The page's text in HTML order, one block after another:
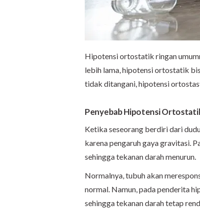
Hipotensi ortostatik ringan
lebih lama, hipotensi ortostatik
tidak ditangani, hipotensi
Penyebab Hipotensi
Ketika seseorang berdiri dari
karena pengaruh gaya gravitasi.
sehingga tekanan darah menurun.
Normalnya, tubuh akan
normal. Namun, pada penderita
sehingga tekanan darah tetap